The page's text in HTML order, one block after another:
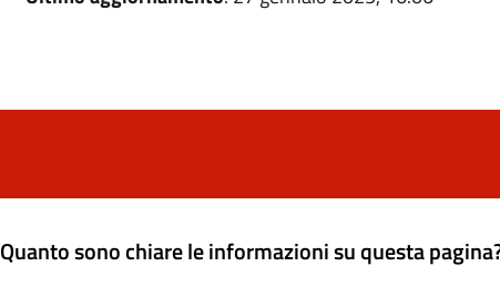
Quanto sono chiare le informazioni su questa